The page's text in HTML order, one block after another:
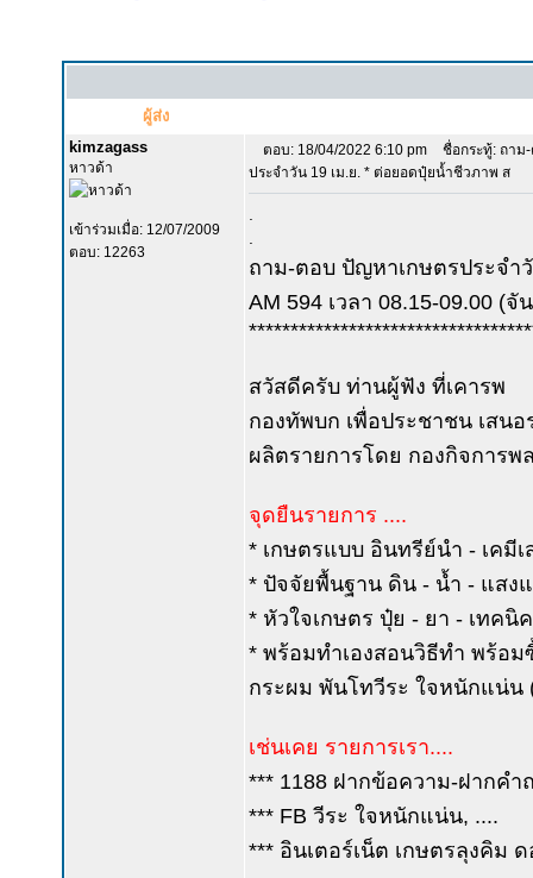
ผู้ส่ง
kimzagass
หาวด้า
เข้าร่วมเมื่อ: 12/07/2009
ตอบ: 12263
ตอบ: 18/04/2022 6:10 pm
ชื่อกระทู้: ถาม
ประจำวัน 19 เม.ย. * ต่อยอดปุ๋ยน้ำชีวภาพ ส
ถาม-ตอบ ปัญหาเกษตรประจำ
AM 594 เวลา 08.15-09.00 (จั
สวัสดีครับ ท่านผู้ฟัง ที่เคารพ
กองทัพบก เพื่อประชาชน เสน
ผลิตรายการโดย กองกิจการ
จุดยืนรายการ ....
* เกษตรแบบ อินทรีย์นำ - เคมีเ
* ปัจจัยพื้นฐาน ดิน - น้ำ - แสง
* หัวใจเกษตร ปุ๋ย - ยา - เทค
* พร้อมทำเองสอนวิธีทำ พร้อ
กระผม พันโทวีระ ใจหนักแน่น
เช่นเคย รายการเรา....
*** 1188 ฝากข้อความ-ฝากคำ
*** FB วีระ ใจหนักแน่น, ....
*** อินเตอร์เน็ต เกษตรลุงคิม